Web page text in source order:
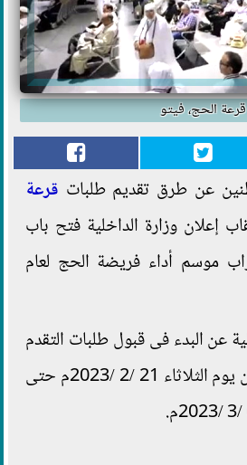
قرعة الحج، فيتو
عن طرق تقديم طلبات قرعة
إعلان وزارة الداخلية فتح باب
موسم أداء فريضة الحج لعام
عن البدء فى قبول طلبات التقدم
لحج القرعة اعتبارًا من يوم الثلاثاء 21 /2 /2023م حتى